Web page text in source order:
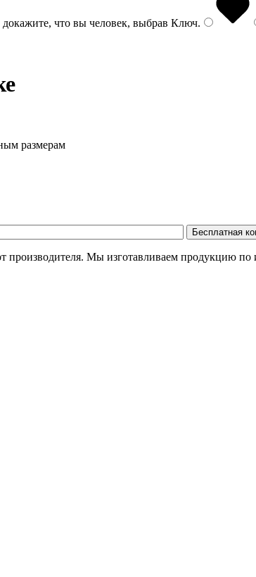
что вы человек, выбрав Ключ.
размерам
производителя. Мы изготавливаем продукцию